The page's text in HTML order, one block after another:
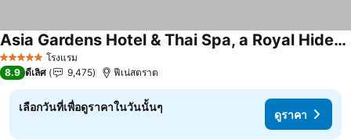
5 ดาว โรงแรม
Asia Gardens Hotel & Thai Spa, a Royal Hideaway Hotel
8.9 ดีเลิศ 9,475 ฟีเน่สตราต
เลือกวันที่เพื่อดูราคาในวันนั้นๆ
ดูราคา